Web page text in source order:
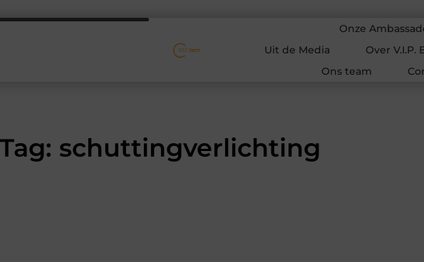
Onze
Uit de Media
Over V.I.P.
Ons team
Tag: schuttingverlichting